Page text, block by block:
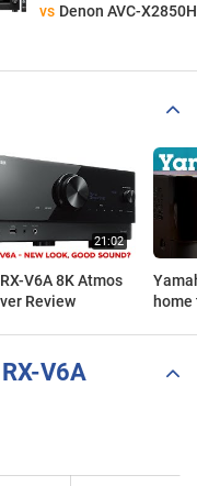
vs Denon AVC-X2850H
V6A 8K Atmos
Review
V6A